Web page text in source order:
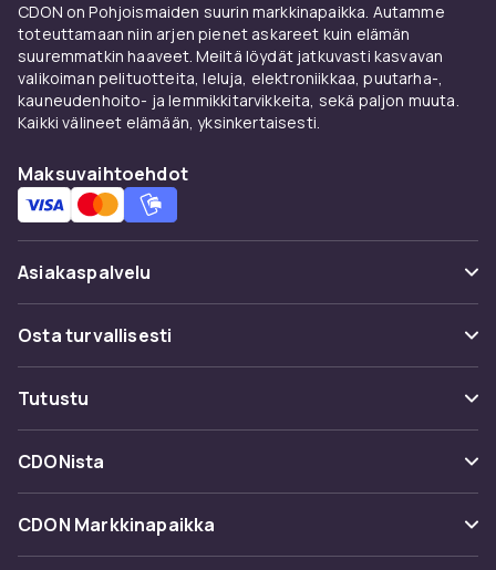
CDON on Pohjoismaiden suurin markkinapaikka. Autamme
toteuttamaan niin arjen pienet askareet kuin elämän
suuremmatkin haaveet. Meiltä löydät jatkuvasti kasvavan
valikoiman pelituotteita, leluja, elektroniikkaa, puutarha-,
kauneudenhoito- ja lemmikkitarvikkeita, sekä paljon muuta.
Kaikki välineet elämään, yksinkertaisesti.
Maksuvaihtoehdot
Asiakaspalvelu
Usein kysyttyä (UKK)
Seuraa pakettia
Ota yhteyttä
Osta turvallisesti
Maksuvaihtoehdot
Toimitus
Takaisinvedot
Tutustu
Kategoriat
Tuotemerkit
CDONista
Tietoa meistä
Asiakasarvionnit
CDON Markkinapaikka